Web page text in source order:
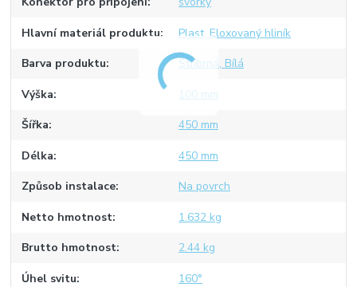
Hlavní materiál produktu Plast, Eloxovaný hliník
Barva produktu Stříbrná, Bílá
Výška 100 mm
Šířka 450 mm
Délka 450 mm
Způsob instalace Na povrch
Netto hmotnost 1.632 kg
Brutto hmotnost 2.44 kg
Úhel svitu 160°